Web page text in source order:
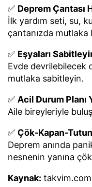
✅ Deprem Çantası
İlk yardım seti, su,
çantanızda mutlaka
✅ Eşyaları
Evde devrilebilecek
mutlaka sabitleyin.
✅ Acil Durum Planı
Aile bireyleriyle
✅ Çök-Kapan-
Deprem anında
nesnenin yanına
Kaynak: